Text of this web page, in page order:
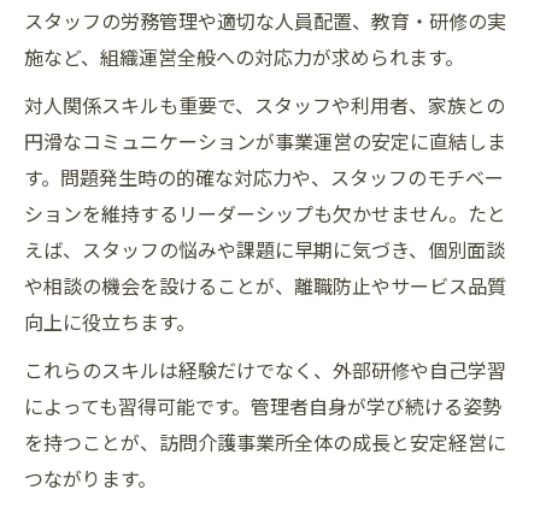
スタッフの労務管理や適切な人員配置、教育・研修の実
施など、組織運営全般への対応力が求められます。
対人関係スキルも重要で、スタッフや利用者、家族との
円滑なコミュニケーションが事業運営の安定に直結しま
す。問題発生時の的確な対応力や、スタッフのモチベー
ションを維持するリーダーシップも欠かせません。たと
えば、スタッフの悩みや課題に早期に気づき、個別面談
や相談の機会を設けることが、離職防止やサービス品質
向上に役立ちます。
これらのスキルは経験だけでなく、外部研修や自己学習
によっても習得可能です。管理者自身が学び続ける姿勢
を持つことが、訪問介護事業所全体の成長と安定経営に
つながります。